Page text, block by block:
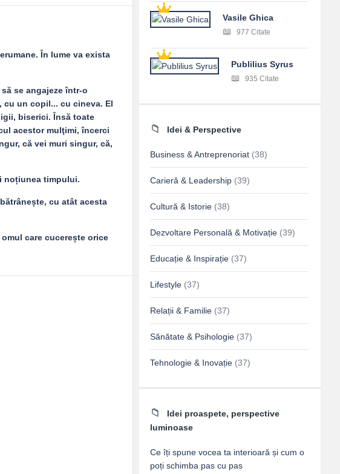
În lume va exista
se angajeze într-o
un copil... cu cineva. El
biserici. Însă toate
acestor mulţimi, încerci
că vei muri singur, că,
noțiunea timpului.
cu atât acesta
care cucerește orice
Vasile Ghica
977 Citate
Publilius Syrus
935 Citate
Idei & Perspective
Business & Antreprenoriat (38)
Carieră & Leadership (39)
Cultură & Istorie (38)
Dezvoltare Personală & Motivație (39)
Educație & Inspirație (37)
Lifestyle (37)
Relații & Familie (37)
Sănătate & Psihologie (37)
Tehnologie & Inovație (37)
Idei proaspete, perspective
luminoase
Ce îți spune vocea ta interioară și cum o
poți schimba pas cu pas